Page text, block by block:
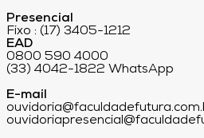
Presencial
Fixo : (17) 3405-1212
EAD
0800 590 4000
(33) 4042-1822 WhatsApp
E-mail